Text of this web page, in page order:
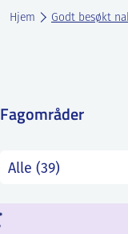
IFE
Hjem Godt besøkt
Fagområder